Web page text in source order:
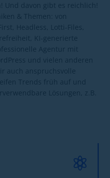
davon gibt es reichlich!
& Themen: von
Headless, Lotti-Files,
KI-generierte
Agentur mit
und vielen anderen
auch anspruchsvolle
Trends früh auf und
Lösungen, z.B.
